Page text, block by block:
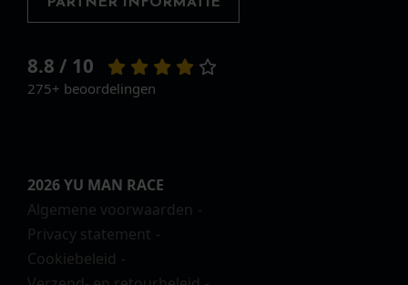
8.8 / 10
275+ beoordelingen
2026 YU MAN RACE
Algemene voorwaarden
Privacy statement
Cookiebeleid